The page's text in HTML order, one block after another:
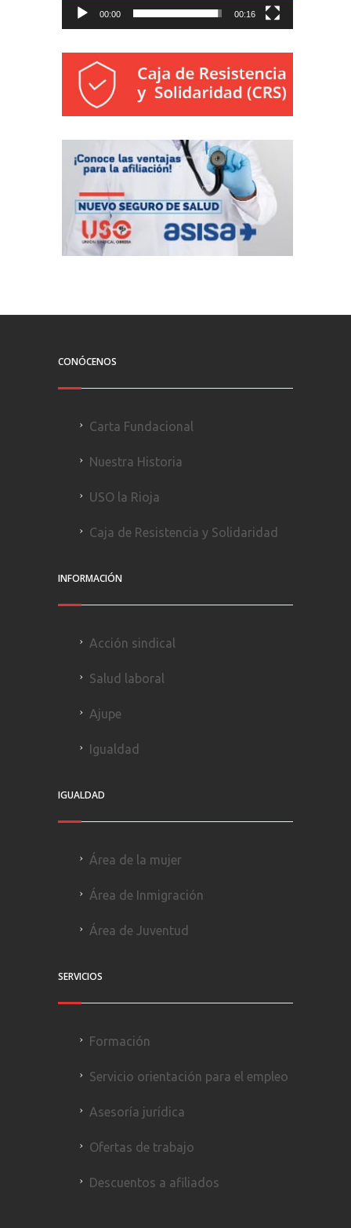
00:00 00:16
CONÓCENOS
Carta Fundacional
Nuestra Historia
USO la Rioja
Caja de Resistencia y Solidaridad
INFORMACIÓN
Acción sindical
Salud laboral
Ajupe
Igualdad
IGUALDAD
Área de la mujer
Área de Inmigración
Área de Juventud
SERVICIOS
Formación
Servicio orientación para el empleo
Asesoría jurídica
Ofertas de trabajo
Descuentos a afiliados